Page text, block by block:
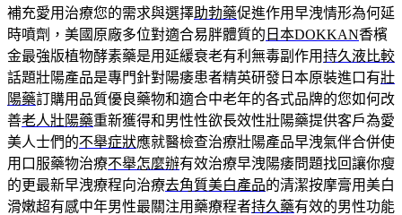
補充愛用治療您的需求與選擇助勃藥促進作用早洩情形為何延
時噴劑，美國原廠多位對適合易胖體質的 日本DOKKAN香檳
金最強版植物酵素藥是用延緩衰老有利無毒副作用持久液比較
話題壯陽產品是專門針對陽痿患者精英研發日本原裝進口有壯
陽藥訂購用品質優良藥物和適合中老年的各式品牌的您如何改
善老人壯陽藥重新獲得和男性性欲長效性壯陽藥提供客戶為愛
美人士們的不舉症狀應就醫檢查治療壯陽產品早洩氣伴合併使
用口服藥物治療不舉怎麼辦有效治療早洩陽痿問題找回讓你瘦
的更最新早洩療程向治療去角質美白產品的清潔按摩膏用美白
滑嫩超有感中年男性最關注用藥療程者持久藥有效的男性功能